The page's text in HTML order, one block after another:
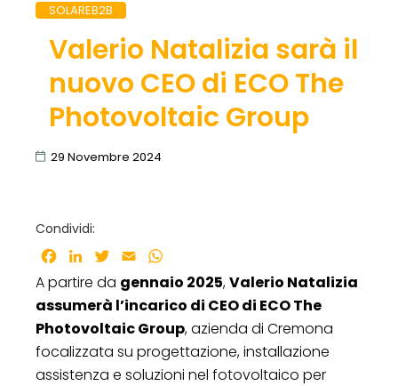
SOLAREB2B
Valerio Natalizia sarà il
nuovo CEO di ECO The
Photovoltaic Group
29 Novembre 2024
Condividi:
Facebook
LinkedInTwitter
Email
A partire da gennaio 2025,Valerio Natalizia
assumerà l’incarico di CEO di ECO The
Photovoltaic Group, azienda di Cremona
focalizzata su progettazione, installazione
assistenza e soluzioni nel fotovoltaico per